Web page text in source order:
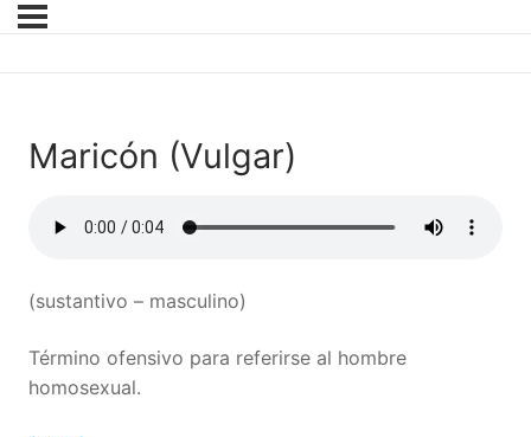
Maricón (Vulgar)
(sustantivo – masculino)
Término ofensivo para referirse al hombre
homosexual.